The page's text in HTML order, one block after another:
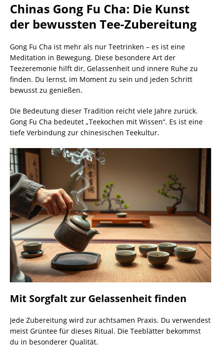
Chinas Gong Fu Cha: Die Kunst
der bewussten Tee-Zubereitung
Gong Fu Cha ist mehr als nur Teetrinken – es ist eine
Meditation in Bewegung. Diese besondere Art der
Teezeremonie hilft dir, Gelassenheit und innere Ruhe zu
finden. Du lernst, im Moment zu sein und jeden Schritt
bewusst zu genießen.
Die Bedeutung dieser Tradition reicht viele Jahre zurück.
Gong Fu Cha bedeutet „Teekochen mit Wissen“. Es ist eine
tiefe Verbindung zur chinesischen Teekultur.
Mit Sorgfalt zur Gelassenheit finden
Jede Zubereitung wird zur achtsamen Praxis. Du verwendest
meist Grüntee für dieses Ritual. Die Teeblätter bekommst
du in besonderer Qualität.